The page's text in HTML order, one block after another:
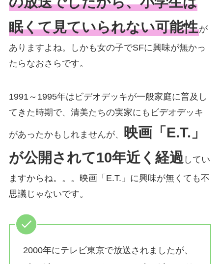
眠くて見ていられない可能性が
ありますよね。しかも女の子でSFに興味が無かっ
たらなおさらです。
1991～1995年はビデオデッキが一般家庭に普及し
てきた時期で、清美たちの実家にもビデオデッキ
があったかもしれませんが、
映画「E.T.」
が公開されて10年近く経過してい
ますからね。。。映画「E.T.」に興味が無くても不
思議じゃないです。
2000年にテレビ東京で放送されましたが、